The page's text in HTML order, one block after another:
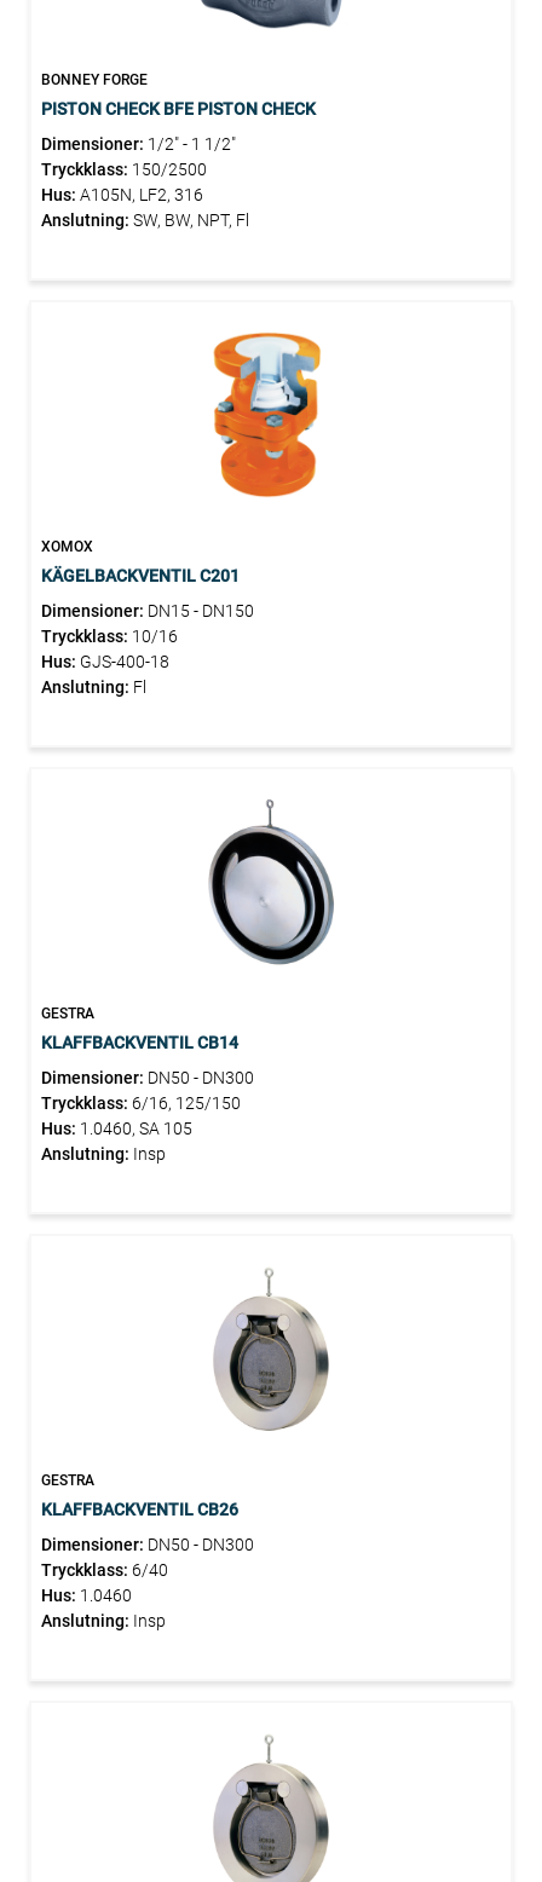
BONNEY FORGE
PISTON CHECK BFE PISTON CHECK
Dimensioner: 1/2" - 1 1/2"
Tryckklass: 150/2500
Hus: A105N, LF2, 316
Anslutning: SW, BW, NPT, Fl
XOMOX
KÄGELBACKVENTIL C201
Dimensioner: DN15 - DN150
Tryckklass: 10/16
Hus: GJS-400-18
Anslutning: Fl
GESTRA
KLAFFBACKVENTIL CB14
Dimensioner: DN50 - DN300
Tryckklass: 6/16, 125/150
Hus: 1.0460, SA 105
Anslutning: Insp
GESTRA
KLAFFBACKVENTIL CB26
Dimensioner: DN50 - DN300
Tryckklass: 6/40
Hus: 1.0460
Anslutning: Insp